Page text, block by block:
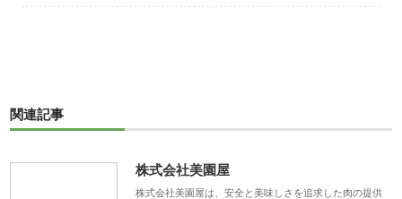
関連記事
株式会社美園屋
株式会社美園屋は、安全と美味しさを追求した肉の提供